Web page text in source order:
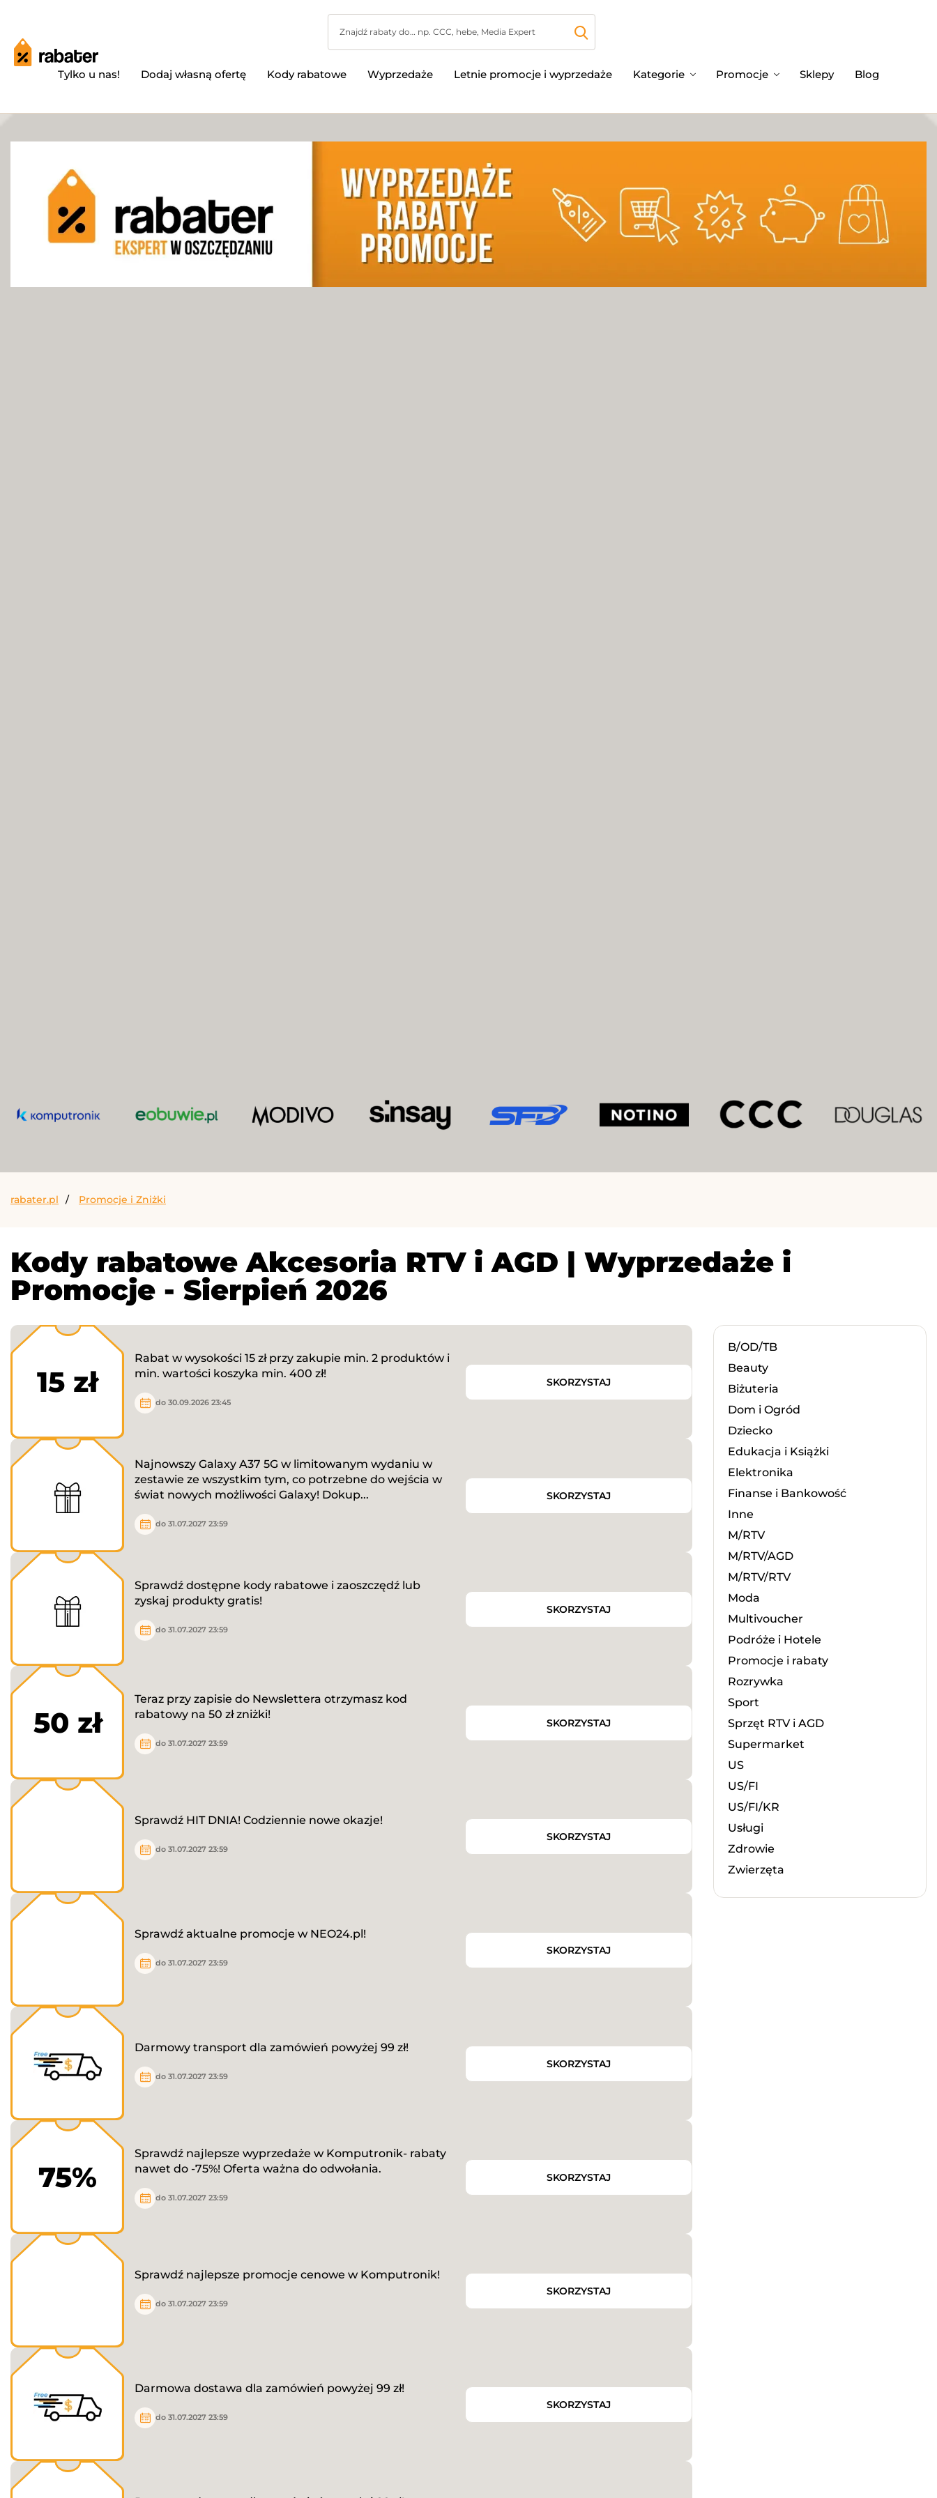
Tylko u nas! Dodaj własną ofertę Kody rabatowe Wyprzedaże Letnie promocje i wyprzedaże Kategorie Promocje Sklepy Blog
rabater.pl Promocje i Zniżki
Kody rabatowe Akcesoria RTV i AGD | Wyprzedaże i
Promocje - Sierpień 2026
15 zł
Rabat w wysokości 15 zł przy zakupie min. 2 produktów i
min. wartości koszyka min. 400 zł!
do 30.09.2026 23:45
SKORZYSTAJ
Najnowszy Galaxy A37 5G w limitowanym wydaniu w
zestawie ze wszystkim tym, co potrzebne do wejścia w
świat nowych możliwości Galaxy! Dokup...
do 31.07.2027 23:59
SKORZYSTAJ
Sprawdź dostępne kody rabatowe i zaoszczędź lub
zyskaj produkty gratis!
do 31.07.2027 23:59
SKORZYSTAJ
50 zł
Teraz przy zapisie do Newslettera otrzymasz kod
rabatowy na 50 zł zniżki!
do 31.07.2027 23:59
SKORZYSTAJ
Sprawdź HIT DNIA! Codziennie nowe okazje!
do 31.07.2027 23:59
SKORZYSTAJ
Sprawdź aktualne promocje w NEO24.pl!
do 31.07.2027 23:59
SKORZYSTAJ
Darmowy transport dla zamówień powyżej 99 zł!
do 31.07.2027 23:59
SKORZYSTAJ
75%
Sprawdź najlepsze wyprzedaże w Komputronik- rabaty
nawet do -75%! Oferta ważna do odwołania.
do 31.07.2027 23:59
SKORZYSTAJ
Sprawdź najlepsze promocje cenowe w Komputronik!
do 31.07.2027 23:59
SKORZYSTAJ
Darmowa dostawa dla zamówień powyżej 99 zł!
do 31.07.2027 23:59
SKORZYSTAJ
B/OD/TB
Beauty
Biżuteria
Dom i Ogród
Dziecko
Edukacja i Książki
Elektronika
Finanse i Bankowość
Inne
M/RTV
M/RTV/AGD
M/RTV/RTV
Moda
Multivoucher
Podróże i Hotele
Promocje i rabaty
Rozrywka
Sport
Sprzęt RTV i AGD
Supermarket
US
US/FI
US/FI/KR
Usługi
Zdrowie
Zwierzęta